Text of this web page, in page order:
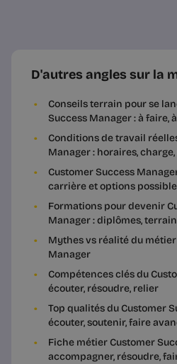
D'autres angles sur la
Conseils terrain pour se
Success Manager : à faire,
Conditions de travail
Manager : horaires,
Customer Success
carrière et options
Formations pour devenir
Manager : diplômes,
Mythes vs réalité du
Manager
Compétences clés du
écouter, résoudre, relier
Top qualités du Customer
écouter, soutenir, faire
Fiche métier Customer
accompagner, résoudre,